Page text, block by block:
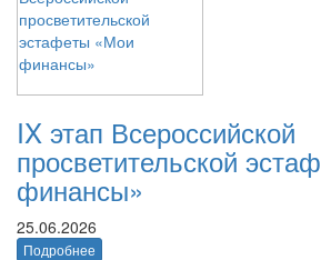
IX этап Всероссийской
просветительской
финансы»
25.06.2026
Подробнее